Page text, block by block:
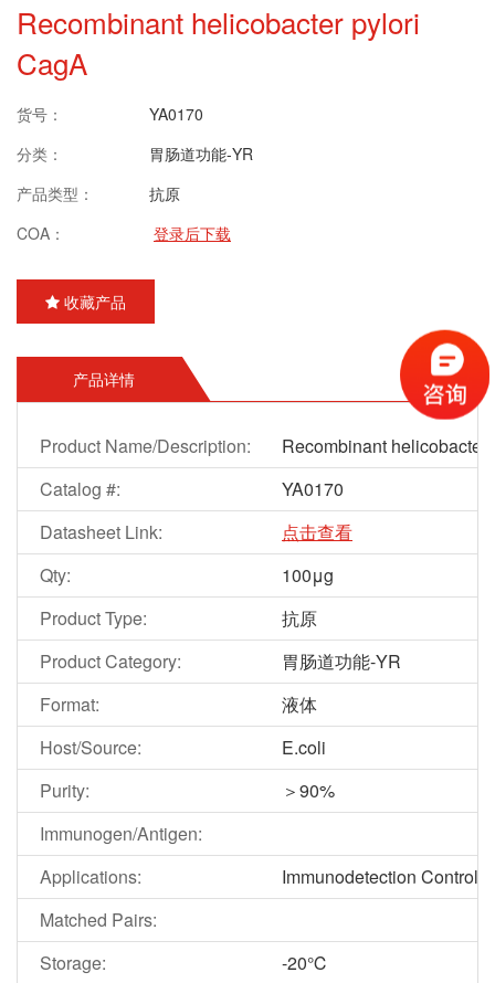
Recombinant helicobacter pylori
CagA
货号：
YA0170
分类：
胃肠道功能-YR
产品类型：
抗原
COA：
登录后下载
收藏产品
产品详情
Product Name/Description:
Recombinant helicobacter
Catalog #:
YA0170
Datasheet Link:
点击查看
Qty:
100μg
Product Type:
抗原
Product Category:
胃肠道功能-YR
Format:
液体
Host/Source:
E.coli
Purity:
＞90%
Immunogen/Antigen:
Applications:
Immunodetection Control
Matched Pairs:
Storage:
-20℃